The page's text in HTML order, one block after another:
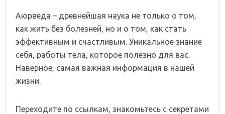
Аюрведа – древнейшая наука не только о том,
как жить без болезней, но и о том, как стать
эффективным и счастливым. Уникальное знание
себя, работы тела, которое полезно для вас.
Наверное, самая важная информация в нашей
жизни.
Переходите по ссылкам, знакомьтесь с секретами